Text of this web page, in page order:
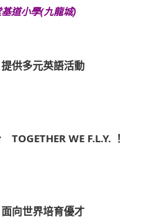
道小學(九龍城)
供多元英語活動
WE F.L.Y. ！
向世界培育優才